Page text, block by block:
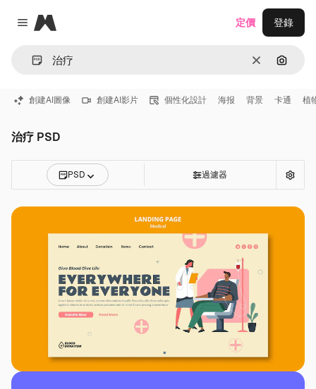
Close menu
Magnific
清除 通過圖
定價 登錄
創建AI圖像 創建AI影片 個性化設計 海报 背景 卡通 植
治疗 PSD
PSD 過濾器